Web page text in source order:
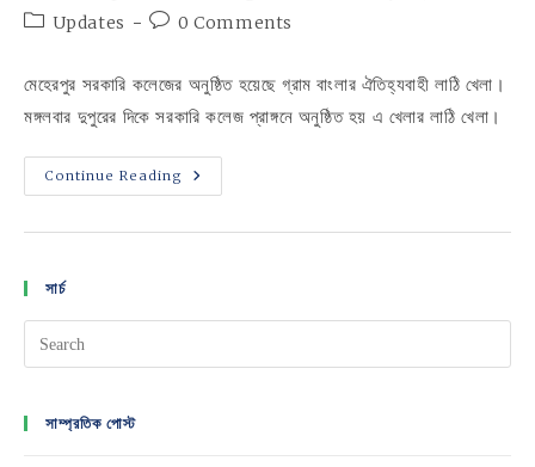
author:
PostUpdates
Post0 Comments
মেহেরপুর সরকারি কলেজের অনুষ্ঠিত হয়েছে গ্রাম বাংলার ঐতিহ্যবাহী লাঠি খেলা।
মঙ্গলবার দুপুরের দিকে সরকারি কলেজ প্রাঙ্গনে অনুষ্ঠিত হয় এ খেলার লাঠি খেলা।
Continue Reading মেহেরপুর
সরকারি
গ্রাম
সার্চ
সাম্প্রতিক পোস্ট